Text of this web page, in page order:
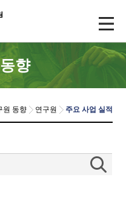
향
원 동향 연구원 주요 사업 실적